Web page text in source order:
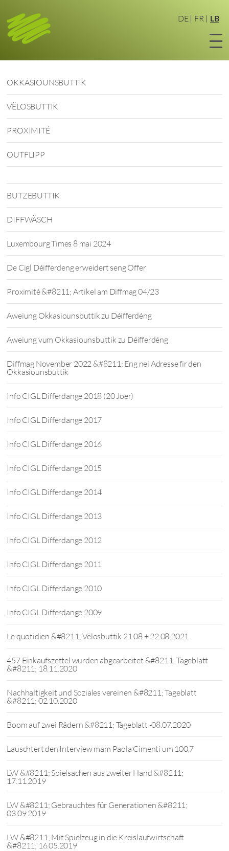
DE FR LB
OKKASIOUNSBUTTIK
VËLOSBUTTIK
PROXIMITÉ
OUTFLIPP
BUTZEBUTTIK
DIFFWÄSCH
Luxembourg Times 8 mai 2024
De Cigl Déifferdeng erweidert seng Offer
Proximité &#8211; Artikel am Diffmag 04/23
Aweiung Okkasiounsbuttik zu Déifferdéng
Aweiung vum Okkasiounsbuttik zu Déifferdéng
Diffmag November 2022 &#8211; Eng nei Adresse fir den
Okkasiounsbuttik
Info CIGL Differdange 2018 (20 Joer)
Info CIGL Differdange 2017
Info CIGL Differdange 2016
Info CIGL Differdange 2015
Info CIGL Differdange 2014
Info CIGL Differdange 2013
Info CIGL Differdange 2012
Info CIGL Differdange 2011
Info CIGL Differdange 2010
Info CIGL Differdange 2009
Le quotidien &#8211; Vëlosbuttik 21.08.+ 22.08.2021
457 Einkaufszettel wurden abgearbeitet &#8211; Tageblatt
&#8211; 18.11.2020
Nachhaltigkeit und Soziales vereinen &#8211; Tageblatt
&#8211; 02.10.2020
Boom auf zwei Rädern &#8211; Tageblatt -08.07.2020
Lauschtert den Interview mam Paola Cimenti um 100,7
LW &#8211; Spielsachen aus zweiter Hand &#8211;
17.11.2019
LW &#8211; Gebrauchtes für Generationen &#8211;
03.09.2019
LW &#8211; Mit Spielzeug in die Kreislaufwirtschaft
&#8211; 16.05.2019